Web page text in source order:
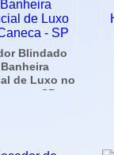
Blindado
de Luxo no
- SP